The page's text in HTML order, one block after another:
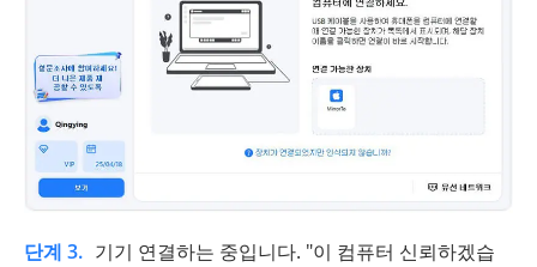
단계 3. 기기 연결하는 중입니다. "이 컴퓨터 신뢰하겠습